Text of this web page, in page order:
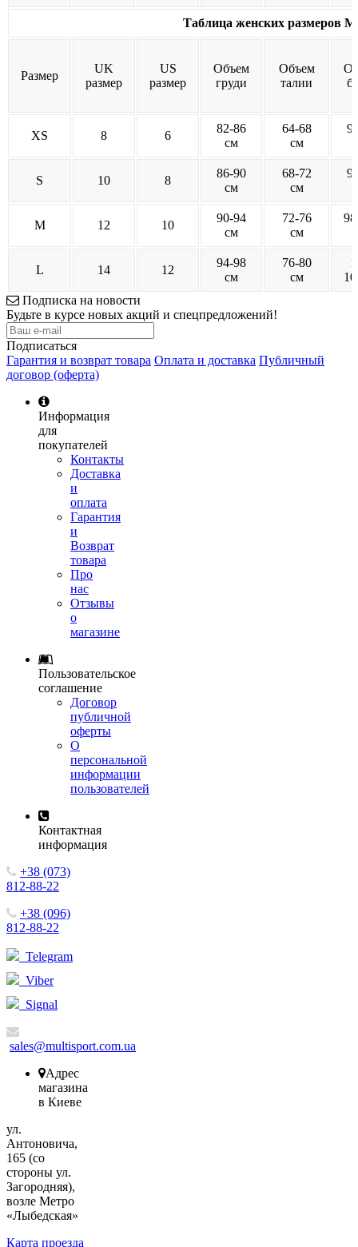
Таблица женских размеров
Размер
UK
размер
US
размер
Объем
груди
Объем
талии
XS 8 6
82-86
см
64-68
см
S 10 8
86-90
см
68-72
см
M 12 10
90-94
см
72-76
см
L 14 12
94-98
см
76-80
см
Подписка на новости
Будьте в курсе новых акций и спецпредложений!
Подписаться
Гарантия и возврат товара Оплата и доставка Публичный
договор (оферта)
Информация
для
покупателей
Контакты
Доставка
и
оплата
Гарантия
и
Возврат
товара
Про
нас
Отзывы
о
магазине
Пользовательское
соглашение
Договор
публичной
оферты
О
персональной
информации
пользователей
Контактная
информация
+38 (073)
812-88-22
+38 (096)
812-88-22
Telegram
Viber
Signal
sales@multisport.com.ua
Адрес
магазина
в Киеве
ул.
Антоновича,
165 (со
стороны ул.
Загородняя),
возле Метро
«Лыбедская»
Карта проезда